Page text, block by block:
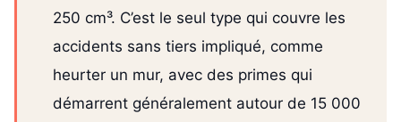
250 cm³. C’est le seul type qui couvre les
accidents sans tiers impliqué, comme
heurter un mur, avec des primes qui
démarrent généralement autour de 15 000